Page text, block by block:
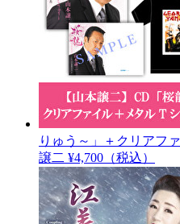
りゅう～」＋クリアフ
譲二 ¥4,700（税込）